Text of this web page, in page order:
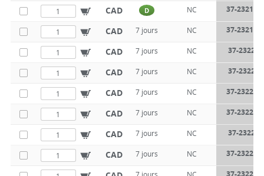
CAD D NC 37-2321-
CAD 7 jours NC 37-2321-
CAD 7 jours NC 37-2322-
CAD 7 jours NC 37-2322-
CAD 7 jours NC 37-2322-
CAD 7 jours NC 37-2322-
CAD 7 jours NC 37-2322-
CAD 7 jours NC 37-2322-
37-2322-